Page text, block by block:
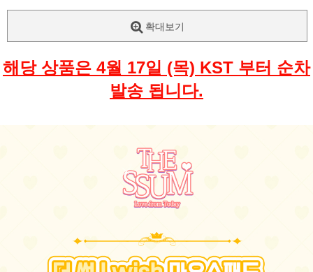
확대보기
해당 상품은 4월 17일 (목) KST 부터 순차
발송 됩니다.